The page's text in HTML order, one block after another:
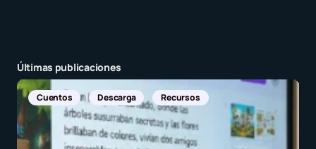
Últimas publicaciones
Noticias Internacionales